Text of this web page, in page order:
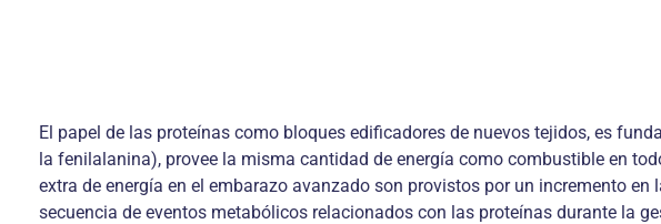
El papel de las proteínas como bloques edificadores de nuevos tejidos, es
la fenilalanina), provee la misma cantidad de energía como combustible en
extra de energía en el embarazo avanzado son provistos por un incremento
secuencia de eventos metabólicos relacionados con las proteínas durante la